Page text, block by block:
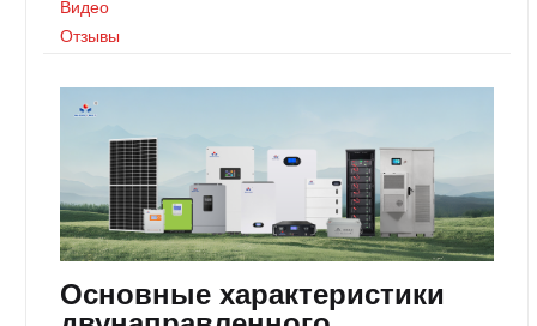
Видео
Отзывы
Основные характеристики